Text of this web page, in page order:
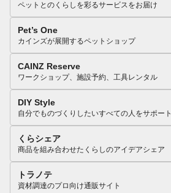
ペットとのくらしを彩るサービスをお届け
Pet’s One
カインズが展開するペットショップ
CAINZ Reserve
ワークショップ、施設予約、工具レンタル
DIY Style
自分でものづくりしたいすべての人をサポート
くらシェア
商品を組み合わせたくらしのアイデアシェア
トラノテ
資材調達のプロ向け通販サイト